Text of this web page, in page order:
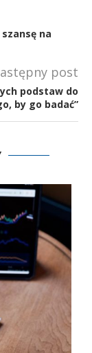
na
post
podstaw do
by go badać”